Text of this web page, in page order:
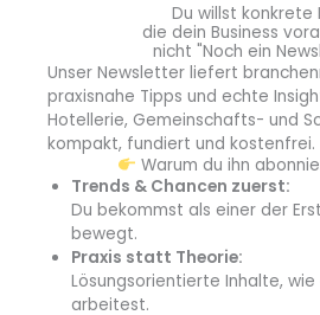
bietet das Hotel flexible Lösungen,
Anforderungen an moderne
gerecht werden.
Zentrale Lage und kultureller
Das Leonardo Mainz profitiert von
die nur wenige Gehminuten von
entfernt liegt. Diese Lage ermöglicht
Sehenswürdigkeiten wie die
Überreste des Römischen Theaters
Du willst konkrete
die dein Business
nicht "Noch ein
Unser Newsletter liefert
praxisnahe Tipps und echte
Hotellerie, Gemeinschafts- und
kompakt, fundiert und kostenfrei.
Warum du ihn
Trends & Chancen zuerst:
Du bekommst als einer der
bewegt.
Praxis statt Theorie:
Lösungsorientierte Inhalte,
arbeitest.